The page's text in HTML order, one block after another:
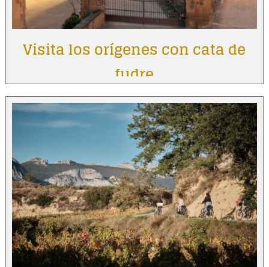
Visita los orígenes con cata de
fudre